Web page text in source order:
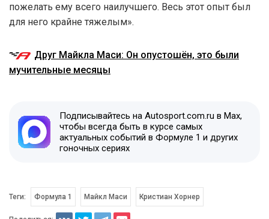
пожелать ему всего наилучшего. Весь этот опыт был
для него крайне тяжелым».
Друг Майкла Маси: Он опустошён, это были
мучительные месяцы
Подписывайтесь на Autosport.com.ru в Max,
чтобы всегда быть в курсе самых
актуальных событий в Формуле 1 и других
гоночных сериях
Теги: Формула 1 Майкл Маси Кристиан Хорнер